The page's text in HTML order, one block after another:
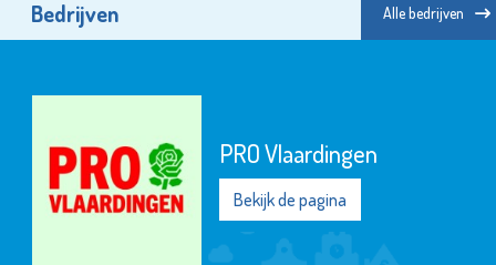
Bedrijven Alle bedrijven
Stroomopwaarts MVS
Bekijk de pagina